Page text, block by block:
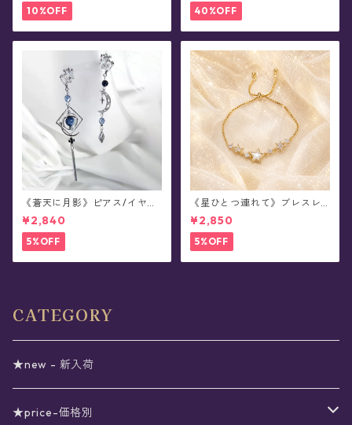
10%OFF 40%OFF
《蒼天に月影》ピアス/イヤリ
ング
¥2,840
5%OFF
《星ひとつ連れて》ブレスレ
ット
¥2,850
5%OFF
CATEGORY
★new - 新入荷
★price-価格別